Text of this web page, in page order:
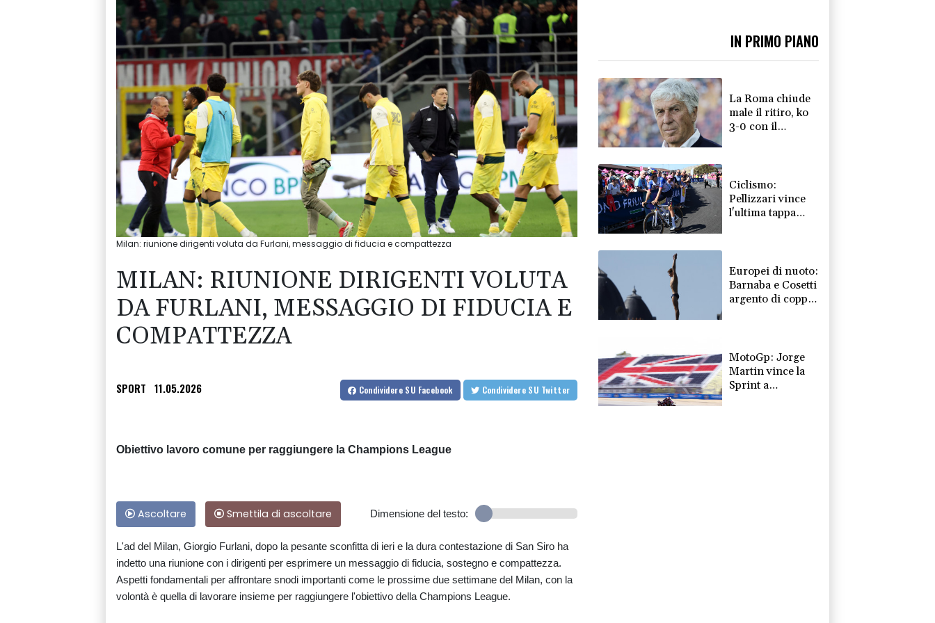
Milan: riunione dirigenti voluta da Furlani, messaggio di fiducia e compattezza
MILAN: RIUNIONE DIRIGENTI VOLUTA
DA FURLANI, MESSAGGIO DI FIDUCIA E
COMPATTEZZA
SPORT 11.05.2026 Condividere SU Facebook Condividere SU Twitter
Obiettivo lavoro comune per raggiungere la Champions League
Ascoltare Smettila di ascoltare Dimensione del testo:
L'ad del Milan, Giorgio Furlani, dopo la pesante sconfitta di ieri e la dura contestazione di San Siro ha
indetto una riunione con i dirigenti per esprimere un messaggio di fiducia, sostegno e compattezza.
Aspetti fondamentali per affrontare snodi importanti come le prossime due settimane del Milan, con la
volontà è quella di lavorare insieme per raggiungere l'obiettivo della Champions League.
IN PRIMO PIANO
La Roma chiude
male il ritiro, ko
3-0 con il
Ciclismo:
Pellizzari vince
l'ultima tappa
Europei di nuoto:
Barnaba e Cosetti
argento di coppia
MotoGp: Jorge
Martin vince la
Sprint a